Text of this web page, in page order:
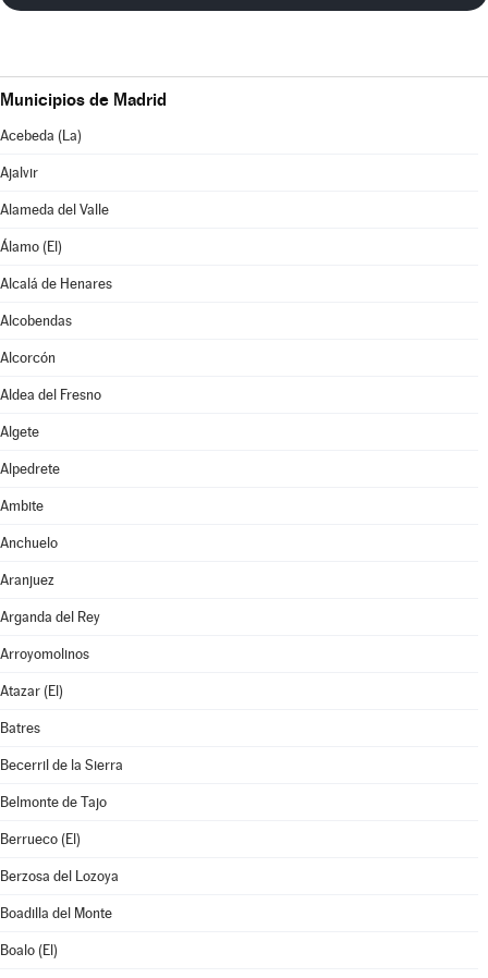
Municipios de Madrid
Acebeda (La)
Ajalvir
Alameda del Valle
Álamo (El)
Alcalá de Henares
Alcobendas
Alcorcón
Aldea del Fresno
Algete
Alpedrete
Ambite
Anchuelo
Aranjuez
Arganda del Rey
Arroyomolinos
Atazar (El)
Batres
Becerril de la Sierra
Belmonte de Tajo
Berrueco (El)
Berzosa del Lozoya
Boadilla del Monte
Boalo (El)